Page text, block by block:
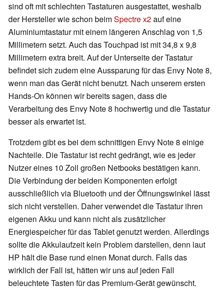
sind oft mit schlechten Tastaturen ausgestattet, weshalb
der Hersteller wie schon beimSpectre x2auf eine
Aluminiumtastatur mit einem längeren Anschlag von 1,5
Millimetern setzt. Auch das Touchpad ist mit 34,8 x 9,8
Millimetern extra breit. Auf der Unterseite der Tastatur
befindet sich zudem eine Aussparung für das Envy Note 8,
wenn man das Gerät nicht benutzt. Nach unserem ersten
Hands-On können wir bereits sagen, dass die
Verarbeitung des Envy Note 8 hochwertig und die Tastatur
besser als erwartet ist.
Trotzdem gibt es bei dem schnittigen Envy Note 8 einige
Nachteile. Die Tastatur ist recht gedrängt, wie es jeder
Nutzer eines 10 Zoll großen Netbooks bestätigen kann.
Die Verbindung der beiden Komponenten erfolgt
ausschließlich via Bluetooth und der Öffnungswinkel lässt
sich nicht verstellen. Daher verwendet die Tastatur ihren
eigenen Akku und kann nicht als zusätzlicher
Energiespeicher für das Tablet genutzt werden. Allerdings
sollte die Akkulaufzeit kein Problem darstellen, denn laut
HP hält die Base rund einen Monat durch. Falls das
wirklich der Fall ist, hätten wir uns auf jeden Fall
beleuchtete Tasten für das Premium-Gerät gewünscht.